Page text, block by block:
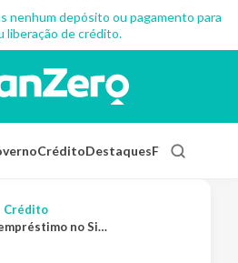
nenhum depósito ou pagamento para
liberação de crédito.
CréditoDestaquesFinanças
Crédito
no Sicredi?